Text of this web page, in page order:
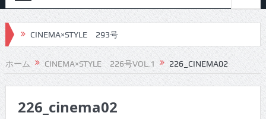
CINEMA×STYLE 293号
CINEMA×STYLE 292号
CINEMA×STYLE 291号
CINEMA×STYLE 290号
ホーム CINEMA×STYLE 226号VOL.1 226_CINEMA02
226_cinema02